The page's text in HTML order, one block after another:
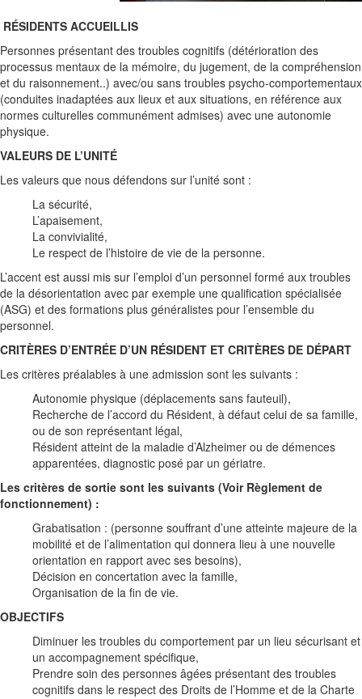
RÉSIDENTS ACCUEILLIS
Personnes présentant des troubles cognitifs (détérioration des
processus mentaux de la mémoire, du jugement, de la compréhension
et du raisonnement..) avec/ou sans troubles psycho-comportementaux
(conduites inadaptées aux lieux et aux situations, en référence aux
normes culturelles communément admises) avec une autonomie
physique.
VALEURS DE L’UNITÉ
Les valeurs que nous défendons sur l’unité sont :
La sécurité,
L’apaisement,
La convivialité,
Le respect de l’histoire de vie de la personne.
L’accent est aussi mis sur l’emploi d’un personnel formé aux troubles
de la désorientation avec par exemple une qualification spécialisée
(ASG) et des formations plus généralistes pour l’ensemble du
personnel.
CRITÈRES D’ENTRÉE D’UN RÉSIDENT ET CRITÈRES DE DÉPART
Les critères préalables à une admission sont les suivants :
Autonomie physique (déplacements sans fauteuil),
Recherche de l’accord du Résident, à défaut celui de sa famille,
ou de son représentant légal,
Résident atteint de la maladie d’Alzheimer ou de démences
apparentées, diagnostic posé par un gériatre.
Les critères de sortie sont les suivants (Voir Règlement de
fonctionnement) :
Grabatisation : (personne souffrant d’une atteinte majeure de la
mobilité et de l’alimentation qui donnera lieu à une nouvelle
orientation en rapport avec ses besoins),
Décision en concertation avec la famille,
Organisation de la fin de vie.
OBJECTIFS
Diminuer les troubles du comportement par un lieu sécurisant et
un accompagnement spécifique,
Prendre soin des personnes âgées présentant des troubles
cognitifs dans le respect des Droits de l’Homme et de la Charte